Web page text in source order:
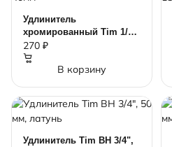
Удлинитель
хромированный Tim 1/2"
х 40мм
270 ₽
В корзину
Удлинитель Tim ВН 3/4",